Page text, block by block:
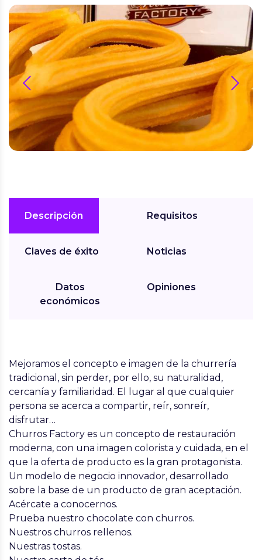
prev next
Descripción
Claves de éxito
Datos
económicos
Requisitos
Noticias
Opiniones
Mejoramos el concepto e imagen de la churrería
tradicional, sin perder, por ello, su naturalidad,
cercanía y familiaridad. El lugar al que cualquier
persona se acerca a compartir, reír, sonreír,
disfrutar…
Churros Factory es un concepto de restauración
moderna, con una imagen colorista y cuidada, en el
que la oferta de producto es la gran protagonista.
Un modelo de negocio innovador, desarrollado
sobre la base de un producto de gran aceptación.
Acércate a conocernos.
Prueba nuestro chocolate con churros.
Nuestros churros rellenos.
Nuestras tostas.